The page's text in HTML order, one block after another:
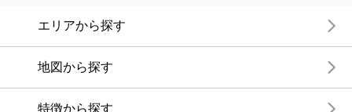
エリアから探す
地図から探す
特徴から探す